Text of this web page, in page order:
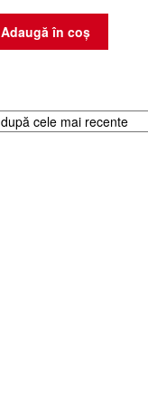
Adaugă în coș